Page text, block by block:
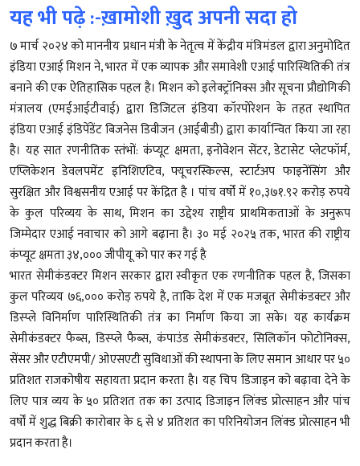
यह भी पढ़े :-ख़ामोशी ख़ुद अपनी सदा हो
७ मार्च २०२४ को माननीय प्रधान मंत्री के नेतृत्व में केंद्रीय मंत्रिमंडल द्वारा अनुमोदित
इंडिया एआई मिशन ने, भारत में एक व्यापक और समावेशी एआई पारिस्थितिकी तंत्र
बनाने की एक ऐतिहासिक पहल है। मिशन को इलेक्ट्रॉनिक्स और सूचना प्रौद्योगिकी
मंत्रालय (एमईआईटीवाई) द्वारा डिजिटल इंडिया कॉरपोरेशन के तहत स्थापित
इंडिया एआई इंडिपेंडेंट बिजनेस डिवीजन (आईबीडी) द्वारा कार्यान्वित किया जा रहा
है। यह सात रणनीतिक स्तंभों: कंप्यूट क्षमता, इनोवेशन सेंटर, डेटासेट प्लेटफॉर्म,
एप्लिकेशन डेवलपमेंट इनिशिएटिव, फ्यूचरस्किल्स, स्टार्टअप फाइनेंसिंग और
सुरक्षित और विश्वसनीय एआई पर केंद्रित है । पांच वर्षों में १०,३७१.९२ करोड़ रुपये
के कुल परिव्यय के साथ, मिशन का उद्देश्य राष्ट्रीय प्राथमिकताओं के अनुरूप
जिम्मेदार एआई नवाचार को आगे बढ़ाना है। ३० मई २०२५ तक, भारत की राष्ट्रीय
कंप्यूट क्षमता ३४,००० जीपीयू को पार कर गई है
भारत सेमीकंडक्टर मिशन सरकार द्वारा स्वीकृत एक रणनीतिक पहल है, जिसका
कुल परिव्यय ७६,००० करोड़ रुपये है, ताकि देश में एक मजबूत सेमीकंडक्टर और
डिस्प्ले विनिर्माण पारिस्थितिकी तंत्र का निर्माण किया जा सके। यह कार्यक्रम
सेमीकंडक्टर फैब्स, डिस्प्ले फैब्स, कंपाउंड सेमीकंडक्टर, सिलिकॉन फोटोनिक्स,
सेंसर और एटीएमपी/ ओएसएटी सुविधाओं की स्थापना के लिए समान आधार पर ५०
प्रतिशत राजकोषीय सहायता प्रदान करता है। यह चिप डिजाइन को बढ़ावा देने के
लिए पात्र व्यय के ५० प्रतिशत तक का उत्पाद डिजाइन लिंक्ड प्रोत्साहन और पांच
वर्षों में शुद्ध बिक्री कारोबार के ६ से ४ प्रतिशत का परिनियोजन लिंक्ड प्रोत्साहन भी
प्रदान करता है।